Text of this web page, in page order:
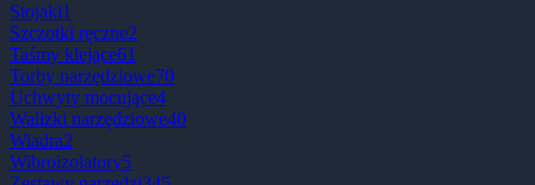
Stojaki1
Szczotki ręczne2
Taśmy klejące61
Torby narzędziowe70
Uchwyty mocujące4
Walizki narzędziowe40
Wiadra2
Wibroizolatory5